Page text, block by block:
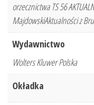
orzecznictwa TS 56
MajdowskiAktualności z
Wydawnictwo
Wolters Kluwer Polska
Okładka